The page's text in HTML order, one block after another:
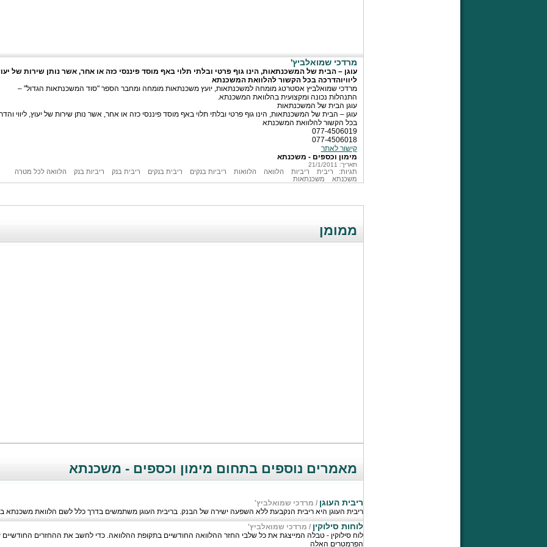
מרדכי שמואלביץ'
עוגן – הבית של המשכנתאות, הינו גוף פרטי ובלתי תלוי באף מוסד פיננסי כזה או אחר, אשר נותן שירות של
ליוויוהדרכה בכל הקשור להלוואת המשכנתא
מרדכי שמואלביץ אסטרטג מומחה למשכנתאות, יועץ משכנתאות מומחה ומחבר הספר "סוד המשכנתאות הגדול" –
התנהלות נכונה ומקצועית בהלוואת המשכנתא.
עוגן הבית של המשכנתאות
עוגן – הבית של המשכנתאות, הינו גוף פרטי ובלתי תלוי באף מוסד פיננסי כזה או אחר, אשר נותן שירות של יעוץ, ליווי
בכל הקשור להלוואת המשכנתא
077-4506019
077-4506018
קישור לאתר
מימון וכספים - משכנתא
תאריך: 21/1/2011
תגיות: ריבית ריביות הלוואה הלוואות ריביות בנקים ריבית בנקים ריבית בנק ריביות בנק
הלוואה לכל מטרה
משכנתא
משכנתאות
ממומן
מאמרים נוספים בתחום מימון וכספים - משכנתא
ריבית העוגן / מרדכי שמואלביץ'
ריבית העוגן היא ריבית הנקבעת ללא השפעה ישירה של הבנק. בריבית העוגן משתמשים בדרך כלל לשם הלוואת משכנתא
לוחות סילוקין / מרדכי שמואלביץ'
לוח סילוקין - טבלה המייצגת את כל שלבי החזר ההלוואה החודשיים בתקופת ההלוואה. כדי לחשב את ההחזרים החודשיים
הפרמטרים האלה